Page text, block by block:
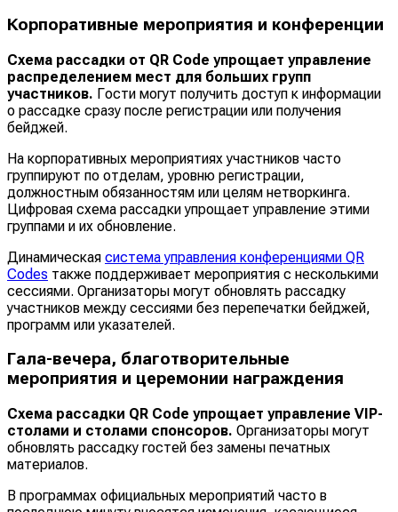
Корпоративные мероприятия и конференции
Схема рассадки от QR Code упрощает управление
распределением мест для больших групп
участников. Гости могут получить доступ к информации
о рассадке сразу после регистрации или получения
бейджей.
На корпоративных мероприятиях участников часто
группируют по отделам, уровню регистрации,
должностным обязанностям или целям нетворкинга.
Цифровая схема рассадки упрощает управление этими
группами и их обновление.
Динамическая система управления конференциями QR
Codes также поддерживает мероприятия с несколькими
сессиями. Организаторы могут обновлять рассадку
участников между сессиями без перепечатки бейджей,
программ или указателей.
Гала-вечера, благотворительные
мероприятия и церемонии награждения
Схема рассадки QR Code упрощает управление VIP-
столами и столами спонсоров. Организаторы могут
обновлять рассадку гостей без замены печатных
материалов.
В программах официальных мероприятий часто в